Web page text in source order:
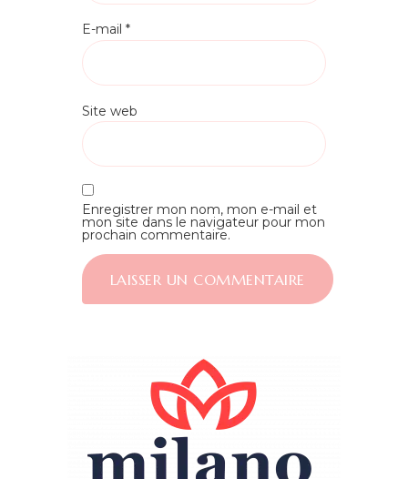
E-mail *
Site web
Enregistrer mon nom, mon e-mail et
mon site dans le navigateur pour mon
prochain commentaire.